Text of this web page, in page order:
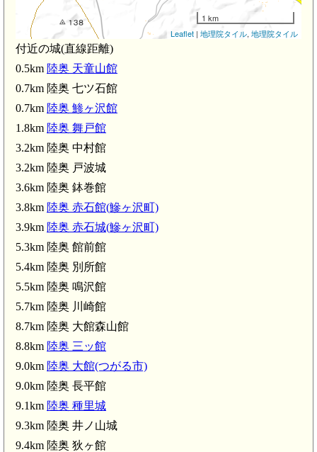
)(3.9km)
館(5.3km)
館(5.7km)
1 km
Leaflet | 地理院タイル, 地理院タイル
付近の城(直線距離)
0.5km 陸奥 天童山館
0.7km 陸奥 七ツ石館
0.7km 陸奥 鯵ヶ沢館
1.8km 陸奥 舞戸館
3.2km 陸奥 中村館
3.2km 陸奥 戸波城
3.6km 陸奥 鉢巻館
3.8km 陸奥 赤石館(鰺ヶ沢町)
3.9km 陸奥 赤石城(鰺ヶ沢町)
5.3km 陸奥 館前館
5.4km 陸奥 別所館
5.5km 陸奥 鳴沢館
5.7km 陸奥 川崎館
8.7km 陸奥 大館森山館
8.8km 陸奥 三ッ館
9.0km 陸奥 大館(つがる市)
9.0km 陸奥 長平館
9.1km 陸奥 種里城
9.3km 陸奥 井ノ山城
9.4km 陸奥 狄ヶ館